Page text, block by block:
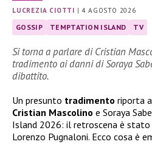
LUCREZIA CIOTTI |4 AGOSTO 2026
GOSSIP TEMPTATION ISLAND TV
Si torna a parlare di Cristian
tradimento ai danni di Soraya
dibattito.
Un presunto tradimento riporta
Cristian Mascolino e Soraya
Island 2026: il retroscena è
Lorenzo Pugnaloni. Ecco cosa è